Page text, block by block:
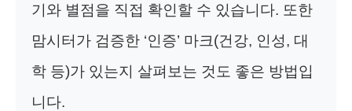
기와 별점을 직접 확인할 수 있습니다. 또한
맘시터가 검증한 ‘인증’ 마크(건강, 인성, 대
학 등)가 있는지 살펴보는 것도 좋은 방법입
니다.